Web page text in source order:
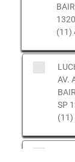
(11)
AV.
SP
(11)